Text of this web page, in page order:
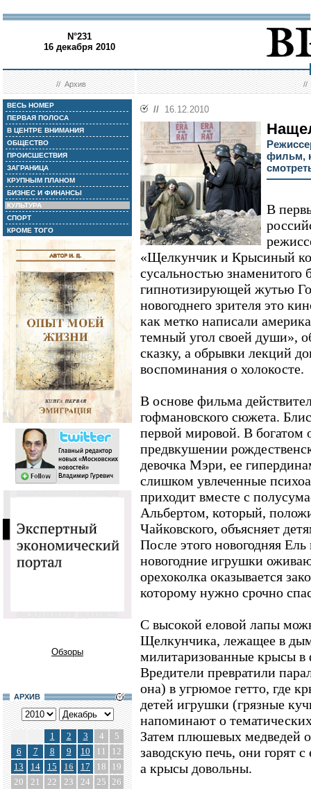
N°231
16 декабря 2010
//Архив //
ВЕСЬ НОМЕР
ПЕРВАЯ ПОЛОСА
В ЦЕНТРЕ ВНИМАНИЯ
ОБЩЕСТВО
ПРОИСШЕСТВИЯ
ЗАГРАНИЦА
КРУПНЫМ ПЛАНОМ
БИЗНЕС И ФИНАНСЫ
КУЛЬТУРА
СПОРТ
КРОМЕ ТОГО
Обзоры
АРХИВ
1 2 3 4
5
6
7 8 9 10 11
12
13
14 15 16 17 18
19
20
21 22 23 24 25 26
// 16.12.2010
фильм,
В
«Щелкунчик и Крысиный
сусальностью знаменитого
гипнотизирующей жутью
новогоднего зрителя это
как метко написали
темный угол своей души»,
сказку, а обрывки лекций
воспоминания о холокосте.
В основе фильма
гофмановского сюжета.
первой мировой. В богатом
предвкушении
девочка Мэри, ее
слишком увлеченные
приходит вместе с
Альбертом, который,
Чайковского, объясняет
После этого новогодняя
новогодние игрушки
орехоколка оказывается
которому нужно срочно
С высокой еловой лапы
Щелкунчика, лежащее в
милитаризованные крысы
Вредители превратили
она) в угрюмое гетто, где
детей игрушки (грязные
напоминают о
Затем плюшевых медведей
заводскую печь, они горят
а крысы довольны.